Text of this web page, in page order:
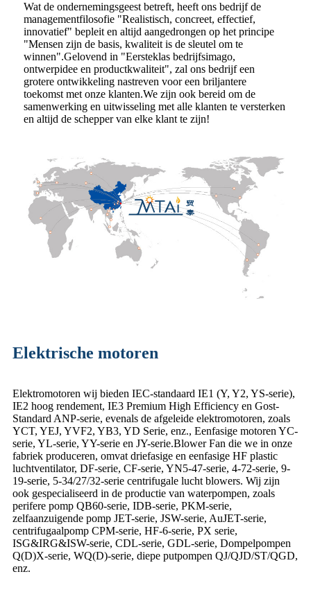
Wat de ondernemingsgeest betreft, heeft ons bedrijf de
managementfilosofie "Realistisch, concreet, effectief,
innovatief" bepleit en altijd aangedrongen op het principe
"Mensen zijn de basis, kwaliteit is de sleutel om te
winnen".Gelovend in "Eersteklas bedrijfsimago,
ontwerpidee en productkwaliteit", zal ons bedrijf een
grotere ontwikkeling nastreven voor een briljantere
toekomst met onze klanten.We zijn ook bereid om de
samenwerking en uitwisseling met alle klanten te versterken
en altijd de schepper van elke klant te zijn!
Elektrische motoren
Elektromotoren wij bieden IEC-standaard IE1 (Y, Y2, YS-serie),
IE2 hoog rendement, IE3 Premium High Efficiency en Gost-
Standard ANP-serie, evenals de afgeleide elektromotoren, zoals
YCT, YEJ, YVF2, YB3, YD Serie, enz., Eenfasige motoren YC-
serie, YL-serie, YY-serie en JY-serie.Blower Fan die we in onze
fabriek produceren, omvat driefasige en eenfasige HF plastic
luchtventilator, DF-serie, CF-serie, YN5-47-serie, 4-72-serie, 9-
19-serie, 5-34/27/32-serie centrifugale lucht blowers. Wij zijn
ook gespecialiseerd in de productie van waterpompen, zoals
perifere pomp QB60-serie, IDB-serie, PKM-serie,
zelfaanzuigende pomp JET-serie, JSW-serie, AuJET-serie,
centrifugaalpomp CPM-serie, HF-6-serie, PX serie,
ISG&IRG&ISW-serie, CDL-serie, GDL-serie, Dompelpompen
Q(D)X-serie, WQ(D)-serie, diepe putpompen QJ/QJD/ST/QGD,
enz.